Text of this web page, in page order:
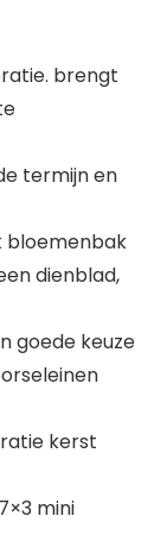
brengt
termijn en
bloemenbak
dienblad,
goede keuze
kerst
mini